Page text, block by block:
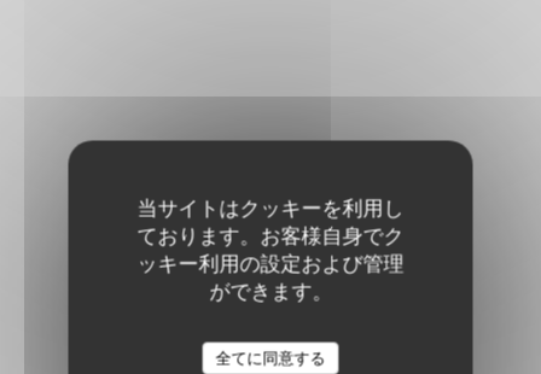
当サイトはクッキーを利用し
ております。お客様自身でク
ッキー利用の設定および管理
ができます。
全てに同意する